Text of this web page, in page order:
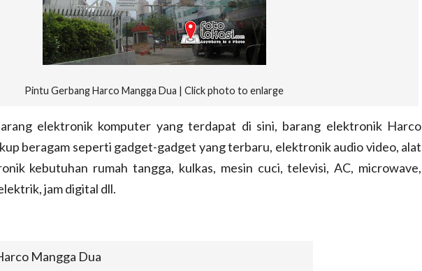
Pintu Gerbang Harco Mangga Dua | Click photo to enlarge
elektronik komputer yang terdapat di sini, barang elektronik Harco
beragam seperti gadget-gadget yang terbaru, elektronik audio video, alat
kebutuhan rumah tangga, kulkas, mesin cuci, televisi, AC, microwave,
jam digital dll.
Mangga Dua